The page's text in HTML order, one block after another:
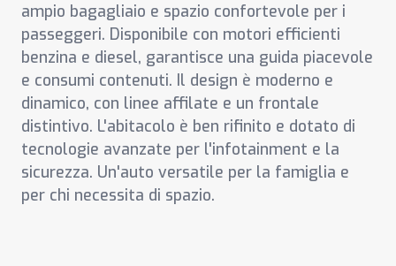
ampio bagagliaio e spazio confortevole per i
passeggeri. Disponibile con motori efficienti
benzina e diesel, garantisce una guida piacevole
e consumi contenuti. Il design è moderno e
dinamico, con linee affilate e un frontale
distintivo. L'abitacolo è ben rifinito e dotato di
tecnologie avanzate per l'infotainment e la
sicurezza. Un'auto versatile per la famiglia e
per chi necessita di spazio.